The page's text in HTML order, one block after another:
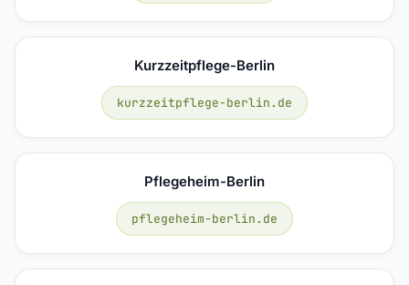
Kurzzeitpflege-Berlin
kurzzeitpflege-berlin.de
Pflegeheim-Berlin
pflegeheim-berlin.de